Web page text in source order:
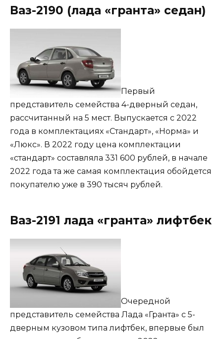
Ваз-2190 (лада «гранта» седан)
Первый
представитель семейства 4-дверный седан,
рассчитанный на 5 мест. Выпускается с 2022
года в комплектациях «Стандарт», «Норма» и
«Люкс». В 2022 году цена комплектации
«стандарт» составляла 331 600 рублей, в начале
2022 года та же самая комплектация обойдется
покупателю уже в 390 тысяч рублей.
Ваз-2191 лада «гранта» лифтбек
Очередной
представитель семейства Лада «Гранта» с 5-
дверным кузовом типа лифтбек, впервые был